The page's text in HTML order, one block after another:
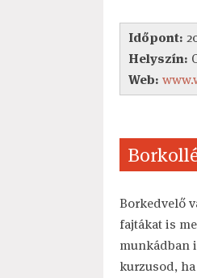
Időpont:
Helyszín:
Web:
Borkedvelő
fajtákat is
munkádban
kurzusod,